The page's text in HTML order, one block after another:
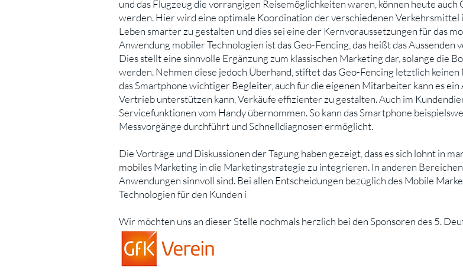
und das Flugzeug die vorrangigen Reisemöglichkeiten waren, können heute
werden. Hier wird eine optimale Koordination der verschiedenen
Leben smarter zu gestalten und dies sei eine der Kernvoraussetzungen für das
Anwendung mobiler Technologien ist das Geo-Fencing, das heißt das
Dies stellt eine sinnvolle Ergänzung zum klassischen Marketing dar, solange die
werden. Nehmen diese jedoch Überhand, stiftet das Geo-Fencing letztlich
das Smartphone wichtiger Begleiter, auch für die eigenen Mitarbeiter kann es
Vertrieb unterstützen kann, Verkäufe effizienter zu gestalten. Auch im
Servicefunktionen vom Handy übernommen. So kann das Smartphone
Messvorgänge durchführt und Schnelldiagnosen ermöglicht.
Die Vorträge und Diskussionen der Tagung haben gezeigt, dass es sich lohnt in
mobiles Marketing in die Marketingstrategie zu integrieren. In anderen
Anwendungen sinnvoll sind. Bei allen Entscheidungen bezüglich des Mobile
Technologien für den Kunden i
Wir möchten uns an dieser Stelle nochmals herzlich bei den Sponsoren des 5.